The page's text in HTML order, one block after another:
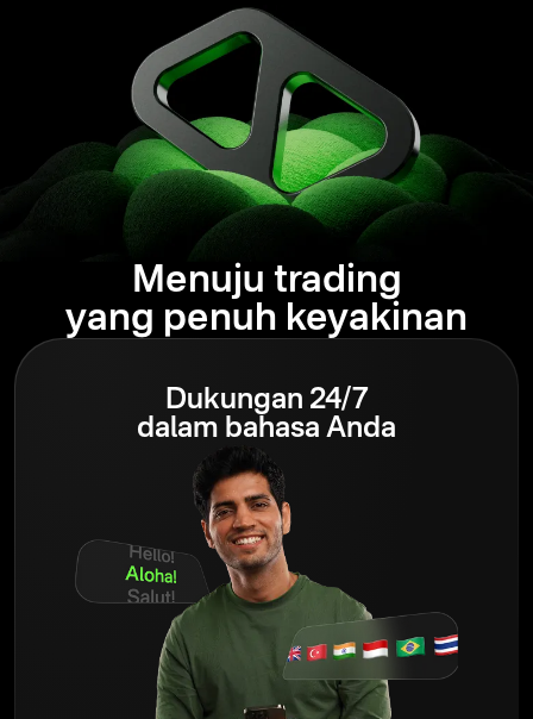
Menuju trading
yang penuh keyakinan
Dukungan 24/7
dalam bahasa Anda